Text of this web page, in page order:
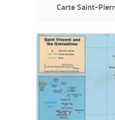
Carte Saint-